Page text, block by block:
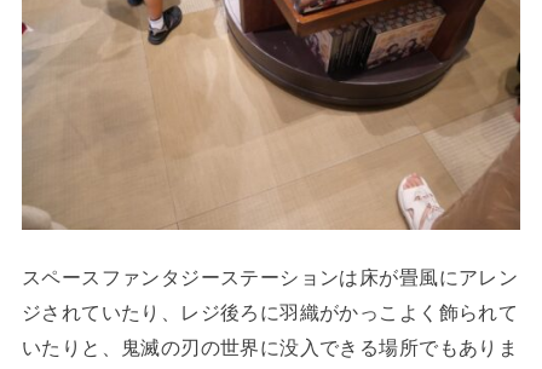
スペースファンタジーステーションは床が畳風にアレン
ジされていたり、レジ後ろに羽織がかっこよく飾られて
いたりと、鬼滅の刃の世界に没入できる場所でもありま